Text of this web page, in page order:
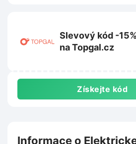
Slevový kód -
na Topgal.cz
Získejte kód
Informace o